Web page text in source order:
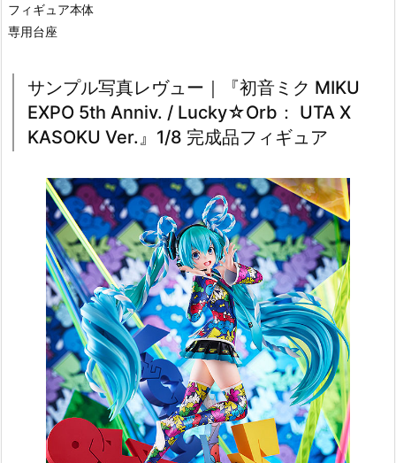
フィギュア本体
専用台座
サンプル写真レヴュー｜『初音ミク MIKU
EXPO 5th Anniv. / Lucky☆Orb： UTA X
KASOKU Ver.』1/8 完成品フィギュア